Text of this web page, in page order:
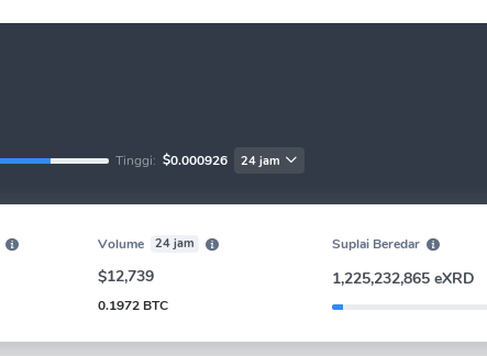
Tinggi: $0.000926 24 jam
Volume 24 jam
$12,739
0.1972 BTC
Suplai Beredar
1,225,232,865 eXRD